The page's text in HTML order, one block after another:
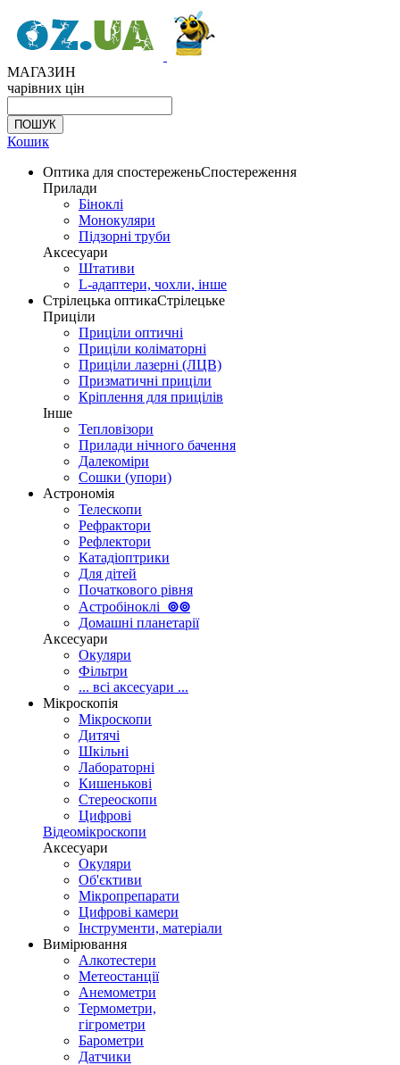
МАГАЗИН
чарівних цін
Кошик
Оптика для спостереженьСпостереження
Прилади
Біноклі
Монокуляри
Підзорні труби
Аксесуари
Штативи
L-адаптери, чохли, інше
Стрілецька оптикаСтрілецьке
Приціли
Приціли оптичні
Приціли коліматорні
Приціли лазерні (ЛЦВ)
Призматичні приціли
Кріплення для прицілів
Інше
Тепловізори
Прилади нічного бачення
Далекоміри
Сошки (упори)
Астрономія
Телескопи
Рефрактори
Рефлектори
Катадіоптрики
Для дітей
Початкового рівня
Астробіноклі ⊚⊚
Домашні планетарії
Аксесуари
Окуляри
Фільтри
... всі аксесуари ...
Мікроскопія
Мікроскопи
Дитячі
Шкільні
Лабораторні
Кишенькові
Стереоскопи
Цифрові
Відеомікроскопи
Аксесуари
Окуляри
Об'єктиви
Мікропрепарати
Цифрові камери
Інструменти, матеріали
Вимірювання
Алкотестери
Метеостанції
Анемометри
Термометри,
гігрометри
Барометри
Датчики